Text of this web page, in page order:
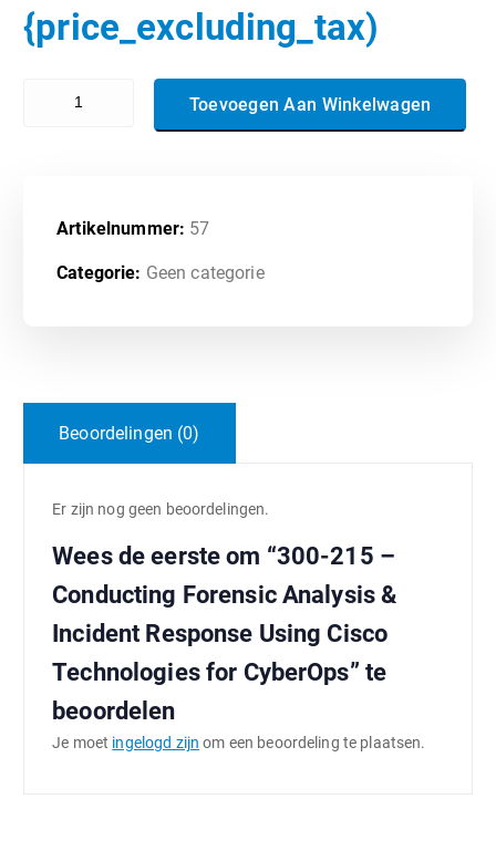
{price_excluding_tax)
Toevoegen Aan Winkelwagen
Artikelnummer: 57
Categorie: Geen categorie
Beoordelingen (0)
Er zijn nog geen beoordelingen.
Wees de eerste om “300-215 –
Conducting Forensic Analysis &
Incident Response Using Cisco
Technologies for CyberOps” te
beoordelen
Je moet ingelogd zijn om een beoordeling te plaatsen.